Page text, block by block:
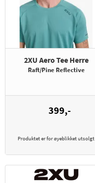
2XU Aero Tee Herre
Raft/Pine Reflective
399,-
Produktet er for øyeblikket utsolgt